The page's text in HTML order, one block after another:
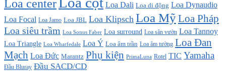
Loa center Loa Dali Loa di động Loa Dynaudio
Loa Focal Loa Jamo Loa JBL Loa Klipsch Loa MỹLoa Pháp
Loa siêu trầm Loa Sonus Faber Loa surround Loa sân vườn Loa Tannoy
Loa Triangle Loa Wharfedale Loa Ý Loa âm trần Loa âm tường Loa Đan
Mạch Loa Đức Marantz Phụ kiện PrimaLuna Rotel TIC Yamaha
Đầu Bluray Đầu SACD/CD